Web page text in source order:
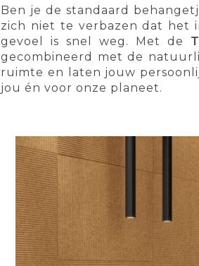
Ben je de standaard
zich niet te verbazen dat het
gevoel is snel weg. Met de
gecombineerd met de
ruimte en laten jouw
jou én voor onze planeet.